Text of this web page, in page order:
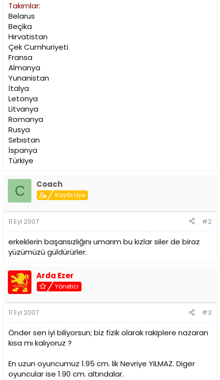
Takımlar:
Belarus
Beçika
Hırvatistan
Çek Cumhuriyeti
Fransa
Almanya
Yunanistan
İtalya
Letonya
Litvanya
Romanya
Rusya
Sırbıstan
İspanya
Türkiye
C Coach
Kayıtlı Üye
11 Eyl 2007 #2
erkeklerin başarısızlığını umarım bu kızlar siler de biraz
yüzümüzü güldürürler.
Arda Ezer
Yönetici
11 Eyl 2007 #3
Önder sen iyi biliyorsun; biz fizik olarak rakiplere nazaran
kısa mı kalıyoruz ?
En uzun oyuncumuz 1.95 cm. lik Nevriye YILMAZ. Diger
oyuncular ise 1.90 cm. altındalar.